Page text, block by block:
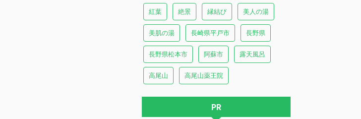
紅葉 絶景 縁結び 美人の湯
美肌の湯 長崎県平戸市 長野県
長野県松本市 阿蘇市 露天風呂
高尾山 高尾山薬王院
PR